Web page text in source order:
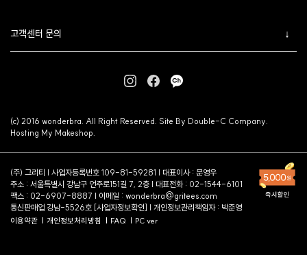
고객센터 문의
(c) 2016 wonderbra. All Right Reserved. Site By Double-C Company.
Hosting My Makeshop.
(주) 그리티 | 사업자등록번호 109-81-59281 | 대표이사 : 문영우
주소 : 서울특별시 강남구 언주로151길 7, 2층 | 대표전화 : 02-1544-6101
팩스 : 02-6907-8887 | 이메일 : wonderbra@gritees.com
통신판매업 강남-5526호 [사업자정보확인] | 개인정보관리책임자 : 박준영
이용약관 개인정보처리방침 FAQ PC ver